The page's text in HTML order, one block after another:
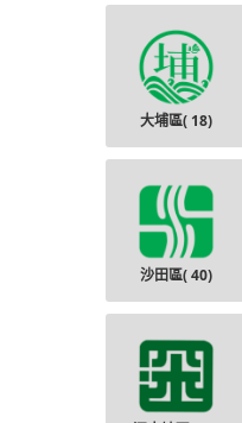
大埔區( 18)
沙田區(40)